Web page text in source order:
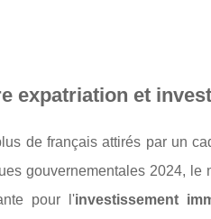
expatriation et
de français attirés par un
gouvernementales 2024,
pour l'investissement